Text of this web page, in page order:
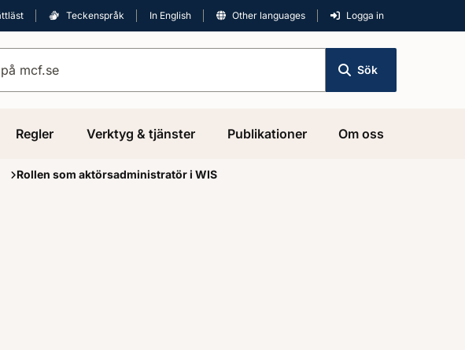
Teckenspråk In English Other languages Logga in
Sök
Regler Verktyg & tjänster Publikationer Om oss
Rollen som aktörsadministratör i WIS